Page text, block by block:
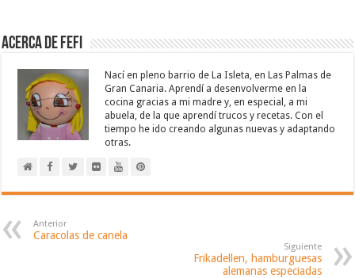
Acerca de Fefi
Nací en pleno barrio de La Isleta, en Las Palmas de
Gran Canaria. Aprendí a desenvolverme en la
cocina gracias a mi madre y, en especial, a mi
abuela, de la que aprendí trucos y recetas. Con el
tiempo he ido creando algunas nuevas y adaptando
otras.
Anterior
Caracolas de canela
Siguiente
Frikadellen, hamburguesas
alemanas especiadas